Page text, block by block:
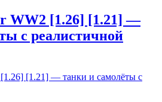
WW2 [1.26] [1.21] —
с реалистичной